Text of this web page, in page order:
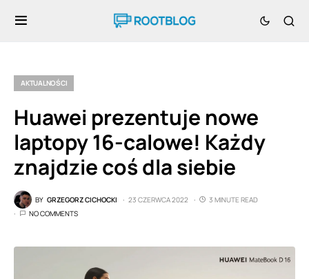
AKTUALNOŚCI
Huawei prezentuje nowe
laptopy 16-calowe! Każdy
znajdzie coś dla siebie
BY GRZEGORZ CICHOCKI 23 CZERWCA 2022
3 MINUTE READ
NO COMMENTS